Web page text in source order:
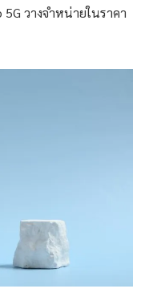
วางจำหน่ายในราคา